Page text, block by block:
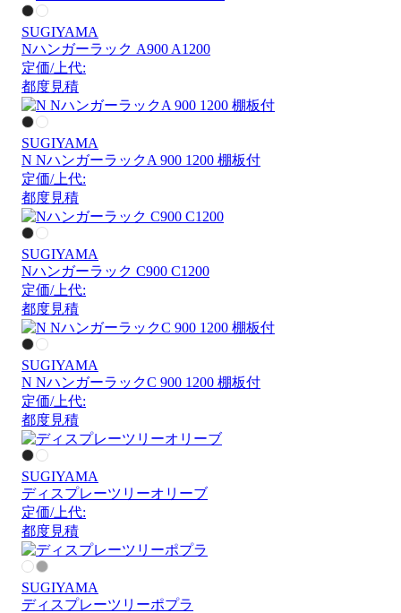
SUGIYAMA
Nハンガーラック A900 A1200
定価/上代:
都度見積
SUGIYAMA
N NハンガーラックA 900 1200 棚板付
定価/上代:
都度見積
SUGIYAMA
Nハンガーラック C900 C1200
定価/上代:
都度見積
SUGIYAMA
N NハンガーラックC 900 1200 棚板付
定価/上代:
都度見積
SUGIYAMA
ディスプレーツリーオリーブ
定価/上代:
都度見積
SUGIYAMA
ディスプレーツリーポプラ